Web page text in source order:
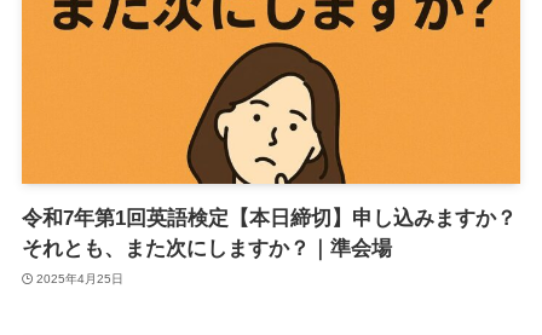
令和7年第1回英語検定【本日締切】申し込みますか？
それとも、また次にしますか？｜準会場
2025年4月25日